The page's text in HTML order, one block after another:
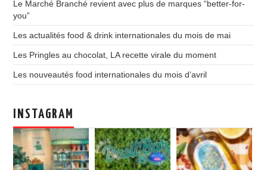
Le Marché Branché revient avec plus de marques “better-for-
you”
Les actualités food & drink internationales du mois de mai
Les Pringles au chocolat, LA recette virale du moment
Les nouveautés food internationales du mois d’avril
INSTAGRAM